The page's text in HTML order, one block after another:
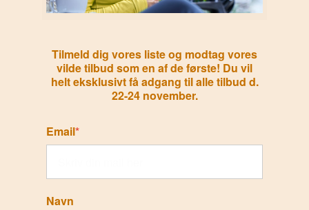
Tilmeld dig vores liste og modtag vores
vilde tilbud som en af de første! Du vil
helt eksklusivt få adgang til alle tilbud d.
22-24 november.
Email*
Navn